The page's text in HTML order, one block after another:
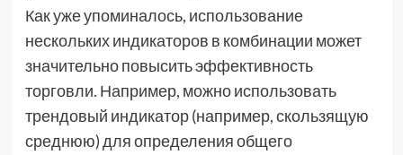
Как уже упоминалось, использование
нескольких индикаторов в комбинации может
значительно повысить эффективность
торговли. Например, можно использовать
трендовый индикатор (например, скользящую
среднюю) для определения общего